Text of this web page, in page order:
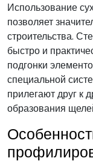
Использование
позволяет
строительства.
быстро и
подгонки
специальной
прилегают друг к
образования